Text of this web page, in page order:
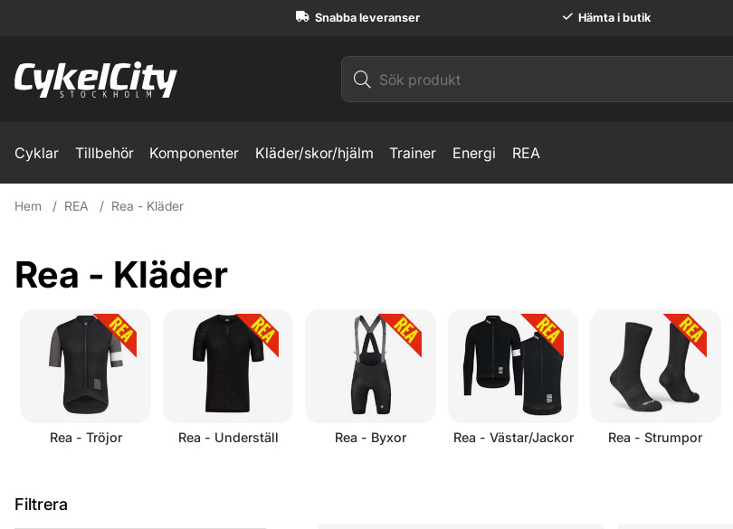
Snabba leveranser Hämta i butik
Cyklar Tillbehör Komponenter Kläder/skor/hjälm Trainer Energi REA
Hem REA Rea - Kläder
Rea - Kläder
Rea - Tröjor Rea - Underställ Rea - Byxor Rea - Västar/Jackor Rea - Strumpor
Filtrera